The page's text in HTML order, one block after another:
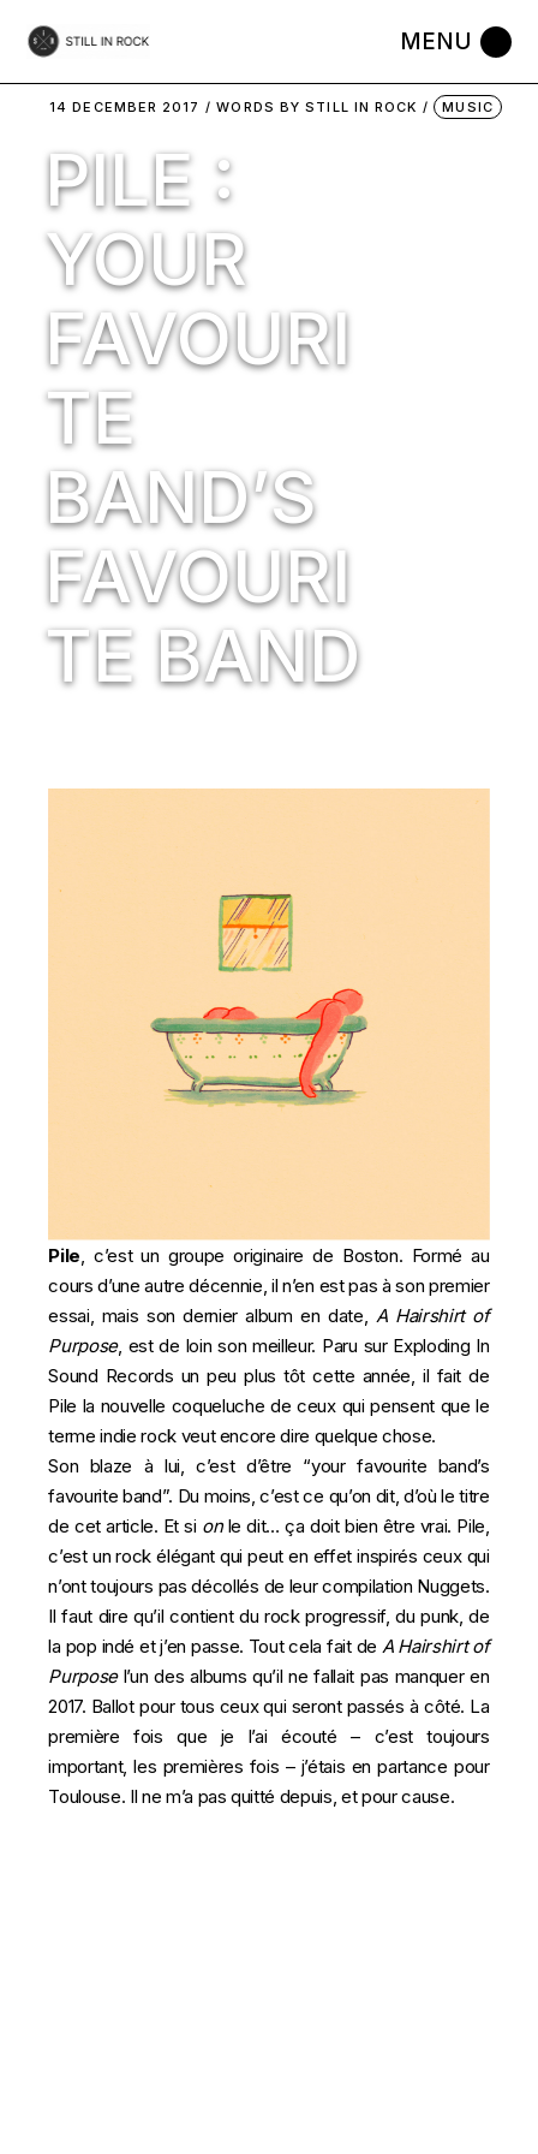
the
14 DECEMBER 2017 WORDS BYSTILL IN ROCK MUSIC
PILE :
YOUR
FAVOURI
TE
BAND’S
FAVOURI
TE BAND
Pile, c’est un groupe originaire de Boston. Formé au
cours d’une autre décennie, il n’en est pas à son premier
essai, mais son dernier album en date, A Hairshirt of
Purpose, est de loin son meilleur. Paru sur Exploding In
Sound Records un peu plus tôt cette année, il fait de
Pile la nouvelle coqueluche de ceux qui pensent que le
terme indie rock veut encore dire quelque chose.
Son blaze à lui, c’est d’être “your favourite band’s
favourite band”. Du moins, c’est ce qu’on dit, d’où le titre
de cet article. Et si onle dit… ça doit bien être vrai. Pile,
c’est un rock élégant qui peut en effet inspirés ceux qui
n’ont toujours pas décollés de leur compilation Nuggets.
Il faut dire qu’il contient du rock progressif, du punk, de
la pop indé et j’en passe. Tout cela fait de A Hairshirt of
Purpose l’un des albums qu’il ne fallait pas manquer en
2017. Ballot pour tous ceux qui seront passés à côté. La
première fois que je l’ai écouté – c’est toujours
important, les premières fois – j’étais en partance pour
Toulouse. Il ne m’a pas quitté depuis, et pour cause.